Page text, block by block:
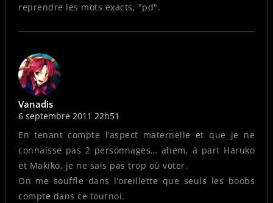
reprendre les mots exacts, "pd".
Vanadis
6 septembre 2011 22h51
En tenant compte l’aspect maternelle et que je ne
connaisse pas 2 personnages… ahem, à part Haruko
et Makiko, je ne sais pas trop où voter.
On me souffle dans l’oreillette que seuls les boobs
compte dans ce tournoi.